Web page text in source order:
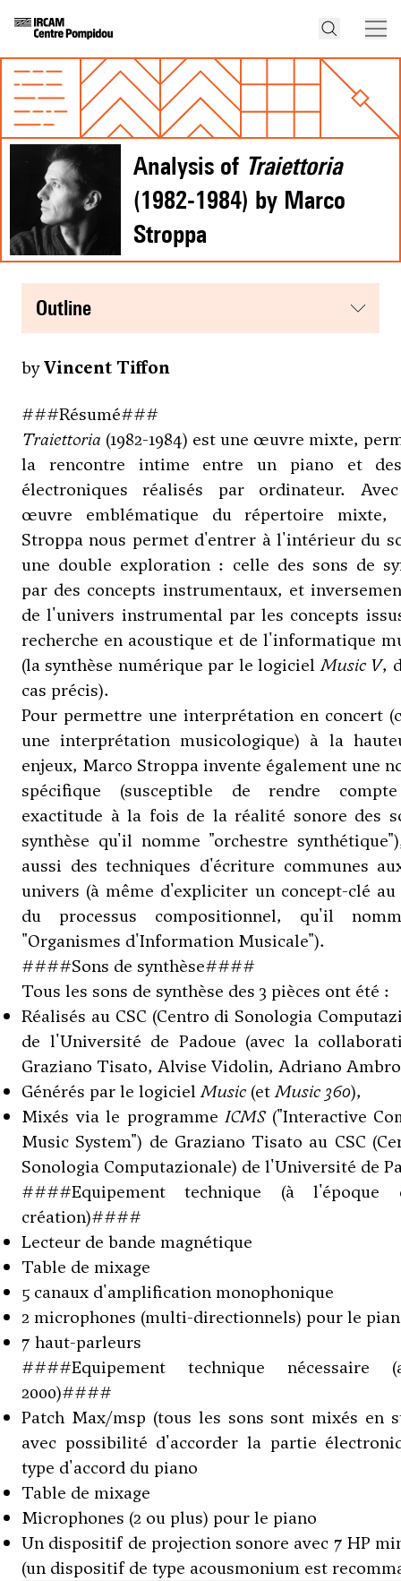
Analysis of Traiettoria
(1982-1984) by Marco
Stroppa
outline
byVincent Tiffon
###Résumé###
Traiettoria (1982-1984) est une œuvre mixte,
la rencontre intime entre un piano et
électroniques réalisés par ordinateur.
œuvre emblématique du répertoire mixte,
Stroppa nous permet d'entrer à l'intérieur du
une double exploration : celle des sons de
par des concepts instrumentaux, et
de l'univers instrumental par les concepts
recherche en acoustique et de l'informatique
(la synthèse numérique par le logicielMusic V,
cas précis).
Pour permettre une interprétation en concert
une interprétation musicologique) à la
enjeux, Marco Stroppa invente également une
spécifique (susceptible de rendre
exactitude à la fois de la réalité sonore des
synthèse qu'il nomme "orchestre
aussi des techniques d'écriture communes
univers (à même d'expliciter un concept-clé au
du processus compositionnel, qu'il
"Organismes d'Information Musicale").
####Sons de synthèse####
Tous les sons de synthèse des 3 pièces ont été :
Réalisés au CSC (Centro di Sonologia
de l'Université de Padoue (avec la
Graziano Tisato, Alvise Vidolin, Adriano
Générés par le logicielMusic (etMusic 360),
Mixés via le programme ICMS("Interactive
Music System") de Graziano Tisato au CSC
Sonologia Computazionale) de l'Université de
####Equipement technique (à
création)####
Lecteur de bande magnétique
Table de mixage
5 canaux d'amplification monophonique
2 microphones (multi-directionnels) pour le
7 haut-parleurs
####Equipement technique nécessaire
2000)####
Patch Max/msp (tous les sons sont mixés en
avec possibilité d'accorder la partie
type d'accord du piano
Table de mixage
Microphones (2 ou plus) pour le piano
Un dispositif de projection sonore avec 7 HP
(un dispositif de type acousmonium est